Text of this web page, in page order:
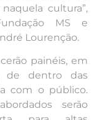
cultura”,
MS e
Lourenção.
painéis, em
de dentro das
com o público.
serão